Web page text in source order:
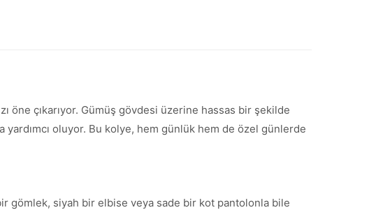
öne çıkarıyor. Gümüş gövdesi üzerine hassas bir şekilde
yardımcı oluyor. Bu kolye, hem günlük hem de özel günlerde
gömlek, siyah bir elbise veya sade bir kot pantolonla bile